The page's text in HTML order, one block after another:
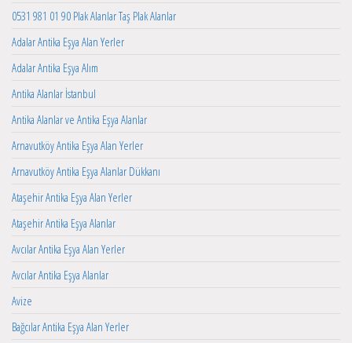
0531 981 01 90 Plak Alanlar Taş Plak Alanlar
Adalar Antika Eşya Alan Yerler
Adalar Antika Eşya Alım
Antika Alanlar İstanbul
Antika Alanlar ve Antika Eşya Alanlar
Arnavutköy Antika Eşya Alan Yerler
Arnavutköy Antika Eşya Alanlar Dükkanı
Ataşehir Antika Eşya Alan Yerler
Ataşehir Antika Eşya Alanlar
Avcılar Antika Eşya Alan Yerler
Avcılar Antika Eşya Alanlar
Avize
Bağcılar Antika Eşya Alan Yerler